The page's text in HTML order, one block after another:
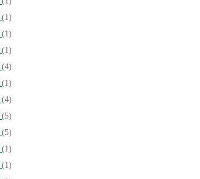
(1)
(1)
(1)
(4)
(1)
(4)
(5)
(5)
(1)
(1)